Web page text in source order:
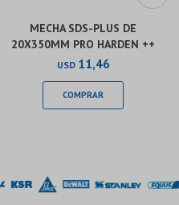
MECHA SDS-PLUS DE
20X350MM PRO HARDEN ++
USD 11,46